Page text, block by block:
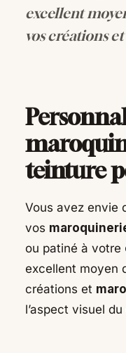
excellent
vos créations
teinture
Vous avez envie
vos
ou patiné à votre
excellent moyen
créations et
l’aspect visuel du